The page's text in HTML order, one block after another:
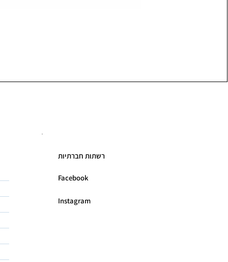
רשתות חברתיות
Facebook
Instagram